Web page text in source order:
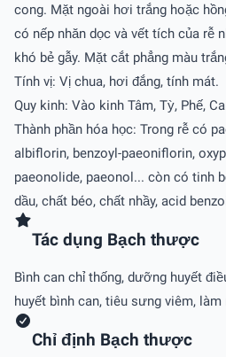
cong. Mặt ngoài hơi trắng hoặc
có nếp nhăn dọc và vết tích của rễ
khó bẻ gẫy. Mặt cắt phẳng màu
Tính vị: Vị chua, hơi đắng, tính mát.
Quy kinh: Vào kinh Tâm, Tỳ, Phế,
Thành phần hóa học: Trong rễ có
albiflorin, benzoyl-paeoniflorin,
paeonolide, paeonol... còn có tinh
dầu, chất béo, chất nhầy, acid
Tác dụng Bạch thược
Bình can chỉ thống, dưỡng huyết
huyết bình can, tiêu sưng viêm, làm
Chỉ định Bạch thược